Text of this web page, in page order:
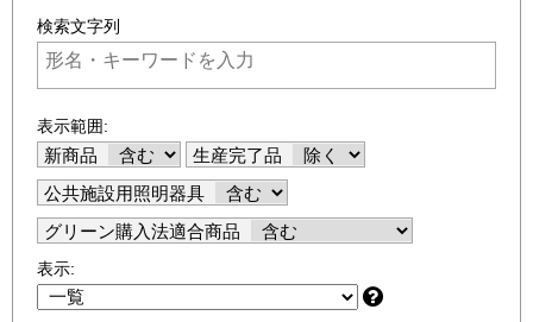
検索文字列
表示範囲:
新商品
生産完了品
公共施設用照明器具
グリーン購入法適合商品
表示: